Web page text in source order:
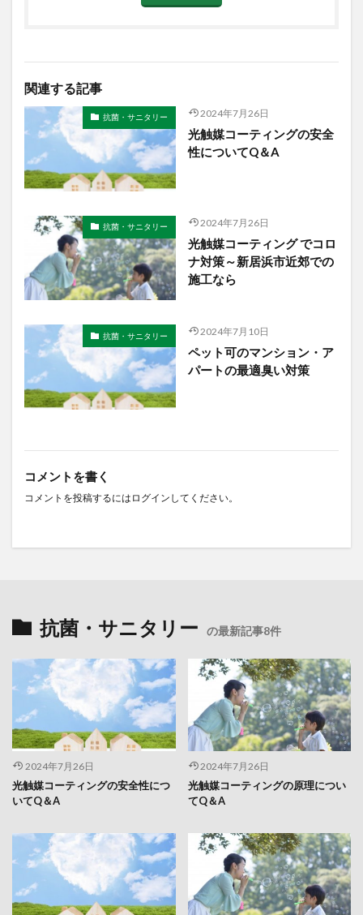
関連する記事
抗菌・サニタリー 2024年7月26日
光触媒コーティングの安全
性についてQ＆A
抗菌・サニタリー 2024年7月26日
光触媒コーティング でコロ
ナ対策～新居浜市近郊での
施工なら
抗菌・サニタリー 2024年7月10日
ペット可のマンション・ア
パートの最適臭い対策
コメントを書く
コメントを投稿するには ログイン してください。
抗菌・サニタリー の最新記事8件
2024年7月26日
光触媒コーティングの安全性につ
いてQ＆A
2024年7月26日
光触媒コーティングの原理につい
てQ＆A